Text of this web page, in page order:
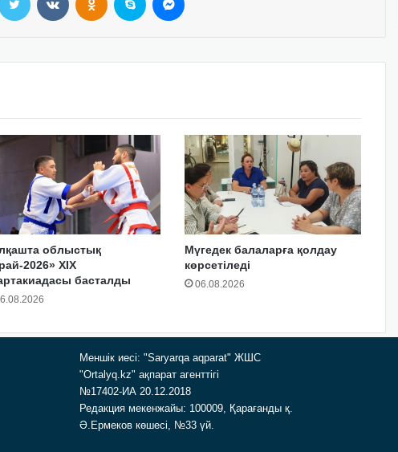
облыстық
2026» XIX
басталды
Мүгедек балаларға қолдау
көрсетіледі
06.08.2026
Меншік иесі: "Saryarqa aqparat" ЖШС
"Ortalyq.kz" ақпарат агенттігі
№17402-ИА 20.12.2018
Редакция мекенжайы: 100009, Қарағанды қ.
Ә.Ермеков көшесі, №33 үй.